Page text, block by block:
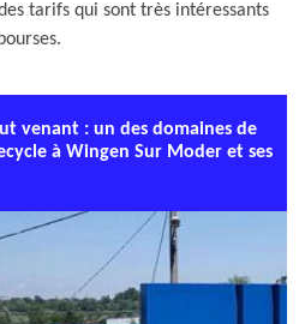
tarifs qui sont très intéressants
venant : un des domaines de
à Wingen Sur Moder et ses